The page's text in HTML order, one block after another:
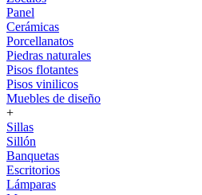
Panel
Cerámicas
Porcellanatos
Piedras naturales
Pisos flotantes
Pisos vinilicos
Muebles de diseño
+
Sillas
Sillón
Banquetas
Escritorios
Lámparas